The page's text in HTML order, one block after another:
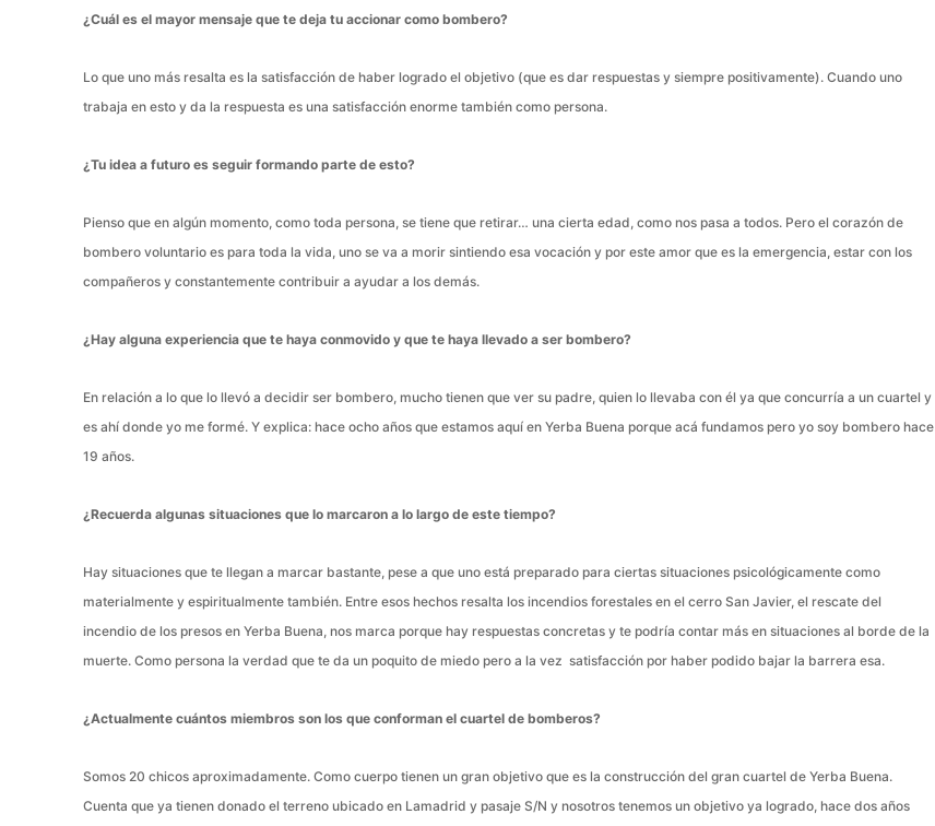
¿Cuál es el mayor mensaje que te deja tu accionar como bombero?
Lo que uno más resalta es la satisfacción de haber logrado el objetivo (que es dar respuestas y siempre positivamente). Cuando uno
trabaja en esto y da la respuesta es una satisfacción enorme también como persona.
¿Tu idea a futuro es seguir formando parte de esto?
Pienso que en algún momento, como toda persona, se tiene que retirar… una cierta edad, como nos pasa a todos. Pero el corazón de
bombero voluntario es para toda la vida, uno se va a morir sintiendo esa vocación y por este amor que es la emergencia, estar con los
compañeros y constantemente contribuir a ayudar a los demás.
¿Hay alguna experiencia que te haya conmovido y que te haya llevado a ser bombero?
En relación a lo que lo llevó a decidir ser bombero, mucho tienen que ver su padre, quien lo llevaba con él ya que concurría a un cuartel y
es ahí donde yo me formé. Y explica: hace ocho años que estamos aquí en Yerba Buena porque acá fundamos pero yo soy bombero hace
19 años.
¿Recuerda algunas situaciones que lo marcaron a lo largo de este tiempo?
Hay situaciones que te llegan a marcar bastante, pese a que uno está preparado para ciertas situaciones psicológicamente como
materialmente y espiritualmente también. Entre esos hechos resalta los incendios forestales en el cerro San Javier, el rescate del
incendio de los presos en Yerba Buena, nos marca porque hay respuestas concretas y te podría contar más en situaciones al borde de la
muerte. Como persona la verdad que te da un poquito de miedo pero a la vez satisfacción por haber podido bajar la barrera esa.
¿Actualmente cuántos miembros son los que conforman el cuartel de bomberos?
Somos 20 chicos aproximadamente. Como cuerpo tienen un gran objetivo que es la construcción del gran cuartel de Yerba Buena.
Cuenta que ya tienen donado el terreno ubicado en Lamadrid y pasaje S/N y nosotros tenemos un objetivo ya logrado, hace dos años